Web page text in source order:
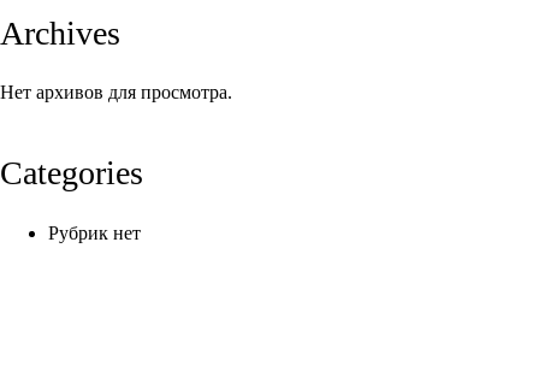
Archives
Нет архивов для просмотра.
Categories
Рубрик нет